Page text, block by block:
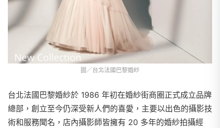
圖／台北法國巴黎婚紗
台北法國巴黎婚紗於 1986 年初在婚紗街商圈正式成立品牌
總部，創立至今仍深受新人們的喜愛，主要以出色的攝影技
術和服務聞名，店內攝影師皆擁有 20 多年的婚紗拍攝經